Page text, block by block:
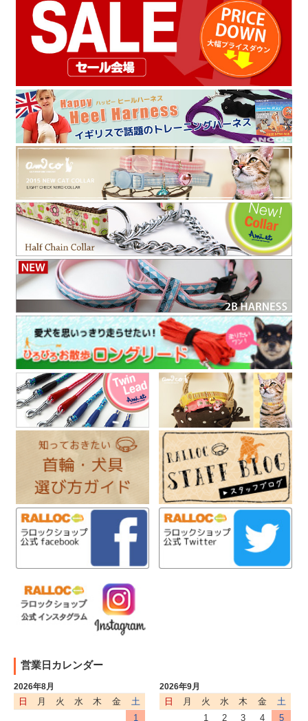
営業日カレンダー
2026年8月
日 月 火 水 木 金
土
1
2026年9月
日 月 火 水 木 金
土
1
2 3 4 5